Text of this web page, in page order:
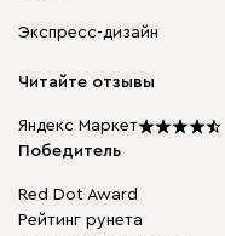
диван.клуб
Карьера
Подарочные сертификаты
Мы в прессе
Бескаркасная мебель
Столы и стулья
Экспресс-дизайн
Читайте отзывы
Яндекс Маркет
Победитель
Red Dot Award
Рейтинг рунета